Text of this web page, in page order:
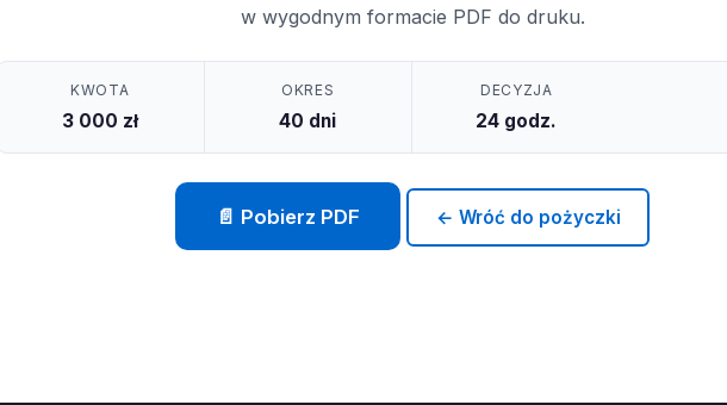
w wygodnym formacie PDF do druku.
KWOTA
3 000 zł
OKRES
40 dni
DECYZJA
24 godz.
📄 Pobierz PDF ← Wróć do pożyczki